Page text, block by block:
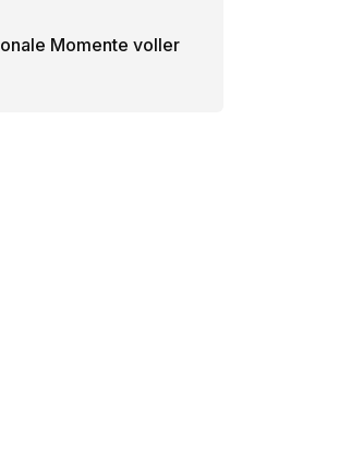
Momente voller